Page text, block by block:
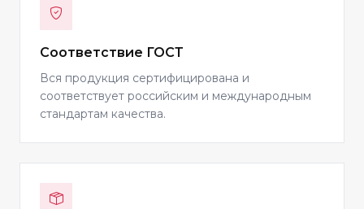
Соответствие ГОСТ
Вся продукция сертифицирована и
соответствует российским и международным
стандартам качества.